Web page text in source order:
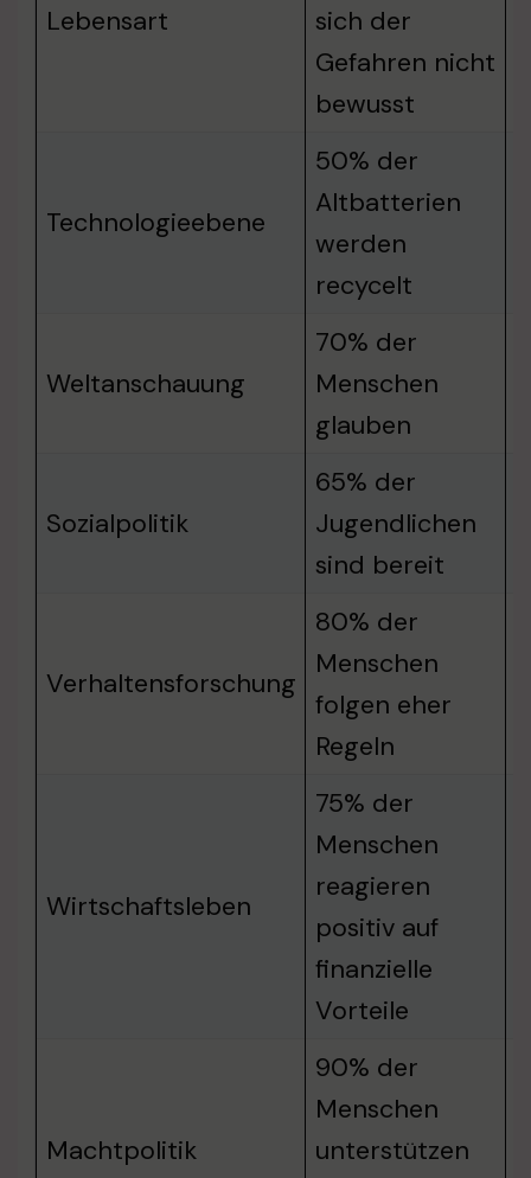
Lebensart
sich der
Gefahren nicht
bewusst
Technologieebene
50% der
Altbatterien
werden
recycelt
Weltanschauung
70% der
Menschen
glauben
Sozialpolitik
65% der
Jugendlichen
sind bereit
Verhaltensforschung
80% der
Menschen
folgen eher
Regeln
Wirtschaftsleben
75% der
Menschen
reagieren
positiv auf
finanzielle
Vorteile
Machtpolitik
90% der
Menschen
unterstützen